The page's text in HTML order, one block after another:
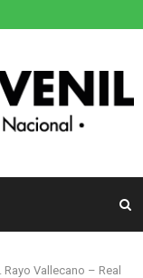
Rayo Vallecano – Real